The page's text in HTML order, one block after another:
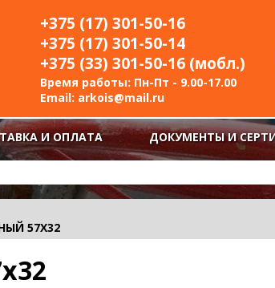
+375 (17) 301-50-16
+375 (17) 301-50-14
+375 (33) 301-50-16 (мобл.)
Время работы: Пн-Пт - 9.00-17.00
Email: arkois@mail.ru
И ОПЛАТА ДОКУМЕНТЫ И
57Х32